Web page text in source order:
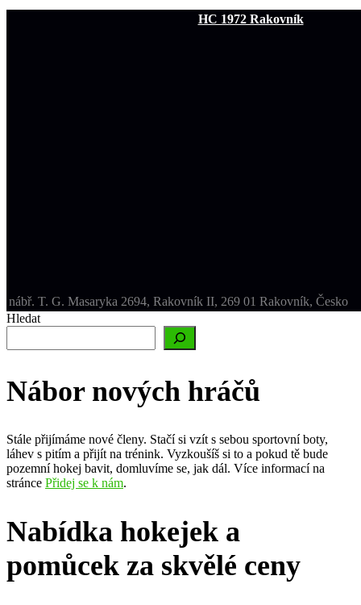
HC 1972 Rakovník
nábř. T. G. Masaryka 2694, Rakovník II, 269 01 Rakovník, Česko
Hledat
Nábor nových hráčů
Stále přijímáme nové členy. Stačí si vzít s sebou sportovní boty,
láhev s pitím a přijít na trénink. Vyzkoušíš si to a pokud tě bude
pozemní hokej bavit, domluvíme se, jak dál. Více informací na
stránce Přidej se k nám.
Nabídka hokejek a
pomůcek za skvělé ceny